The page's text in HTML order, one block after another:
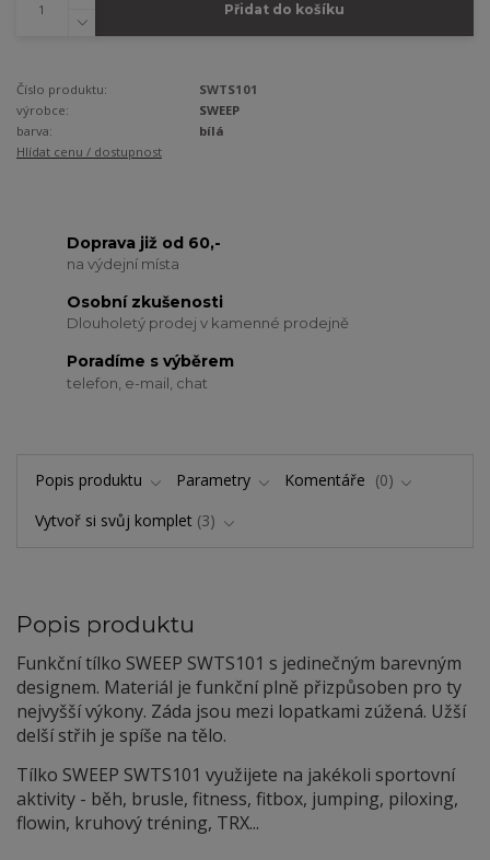
Přidat do košíku
Číslo produktu:
SWTS101
výrobce:
SWEEP
barva:
bílá
Hlídat cenu / dostupnost
Doprava již od 60,-
na výdejní místa
Osobní zkušenosti
Dlouholetý prodej v kamenné prodejně
Poradíme s výběrem
telefon, e-mail, chat
Popis produktu Parametry Komentáře
0
Vytvoř si svůj komplet 3
Popis produktu
Funkční tílko SWEEP SWTS101 s jedinečným barevným
designem. Materiál je funkční plně přizpůsoben pro ty
nejvyšší výkony. Záda jsou mezi lopatkami zúžená. Užší
delší střih je spíše na tělo.
Tílko SWEEP SWTS101 využijete na jakékoli sportovní
aktivity - běh, brusle, fitness, fitbox, jumping, piloxing,
flowin, kruhový tréning, TRX...